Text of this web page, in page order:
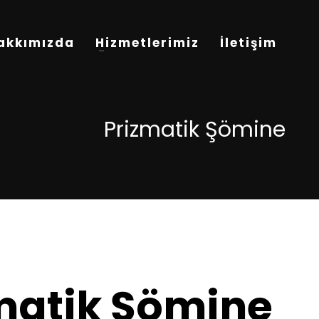
Hizmetlerimiz İletişim
Prizmatik Şömine
Şömine